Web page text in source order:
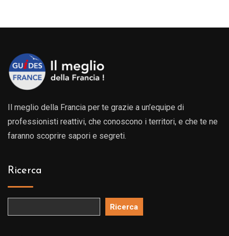
Il meglio della Francia per te grazie a un’equipe di
professionisti reattivi, che conoscono i territori, e che te ne
faranno scoprire sapori e segreti.
Ricerca
Ricerca